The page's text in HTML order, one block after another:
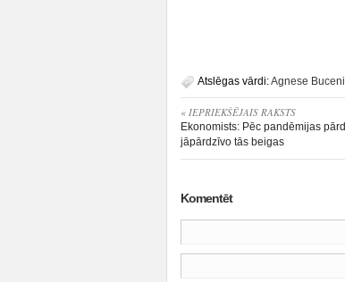
Atslēgas vārdi:Agnese
« IEPRIEKŠĒJAIS RAKSTS
Ekonomists: Pēc pandēmijas
jāpārdzīvo tās beigas
Komentēt